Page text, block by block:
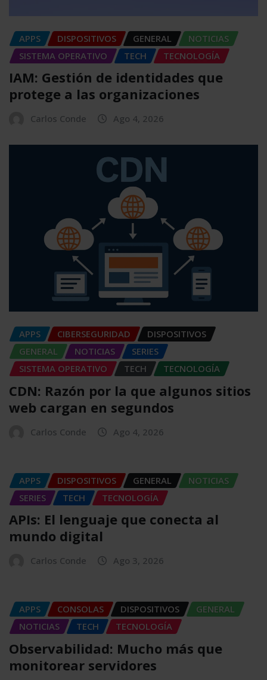
APPS DISPOSITIVOS GENERAL
NOTICIAS
SISTEMA OPERATIVO
TECH TECNOLOGÍA
IAM: Gestión de identidades que
protege a las organizaciones
Carlos Conde Ago 4, 2026
APPS CIBERSEGURIDAD
DISPOSITIVOS
GENERAL
NOTICIAS
SERIES
SISTEMA OPERATIVO
TECH TECNOLOGÍA
CDN: Razón por la que algunos sitios
web cargan en segundos
Carlos Conde Ago 4, 2026
APPS DISPOSITIVOS GENERAL
NOTICIAS
SERIES
TECH TECNOLOGÍA
APIs: El lenguaje que conecta al
mundo digital
Carlos Conde Ago 3, 2026
APPS CONSOLAS DISPOSITIVOS
GENERAL
NOTICIAS
TECH TECNOLOGÍA
Observabilidad: Mucho más que
monitorear servidores